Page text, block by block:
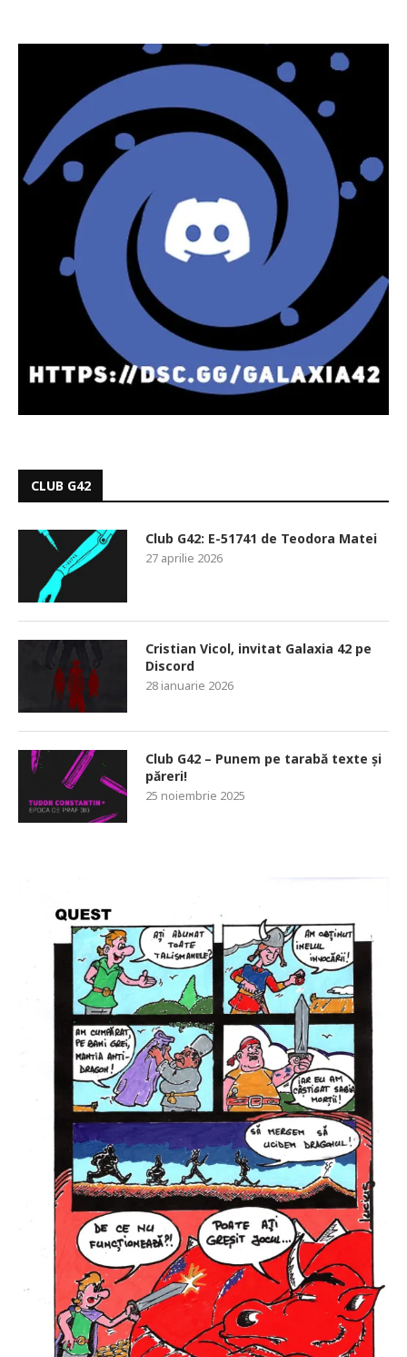
CLUB G42
Club G42: E-51741 de Teodora Matei
27 aprilie 2026
Cristian Vicol, invitat Galaxia 42 pe
Discord
28 ianuarie 2026
Club G42 – Punem pe tarabă texte și
păreri!
25 noiembrie 2025